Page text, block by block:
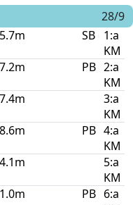
28/9
SB
1:a
KM
PB 2:a
KM
3:a
KM
PB 4:a
KM
5:a
KM
PB 6:a